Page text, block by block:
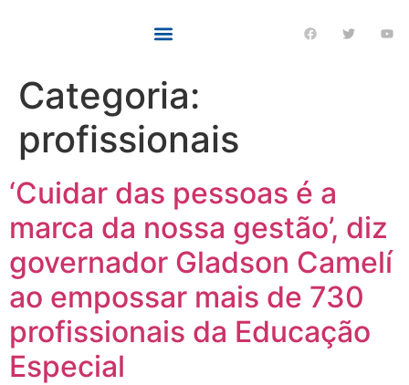
Categoria:
profissionais
‘Cuidar das pessoas é a
marca da nossa gestão’, diz
governador Gladson Camelí
ao empossar mais de 730
profissionais da Educação
Especial